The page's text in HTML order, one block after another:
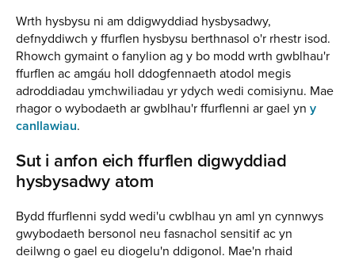
Wrth hysbysu ni am ddigwyddiad hysbysadwy,
defnyddiwch y ffurflen hysbysu berthnasol o'r rhestr isod.
Rhowch gymaint o fanylion ag y bo modd wrth gwblhau'r
ffurflen ac amgáu holl ddogfennaeth atodol megis
adroddiadau ymchwiliadau yr ydych wedi comisiynu. Mae
rhagor o wybodaeth ar gwblhau'r ffurflenni ar gael yn y
canllawiau.
Sut i anfon eich ffurflen digwyddiad
hysbysadwy atom
Bydd ffurflenni sydd wedi'u cwblhau yn aml yn cynnwys
gwybodaeth bersonol neu fasnachol sensitif ac yn
deilwng o gael eu diogelu'n ddigonol. Mae'n rhaid